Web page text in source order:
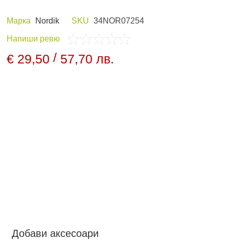
ЛОВНО ОБЛЕКЛО
Марка Nordik SKU 34NOR07254
Напиши ревю
€ 29,50 / 57,70 лв.
Добави аксесоари